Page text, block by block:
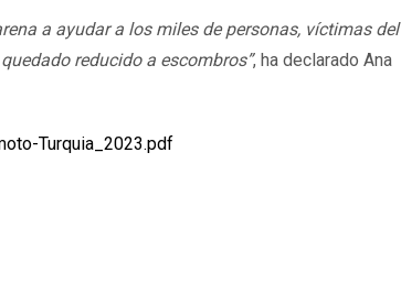
a ayudar a los miles de personas, víctimas del
reducido a escombros”, ha declarado Ana
Turquia_2023.pdf